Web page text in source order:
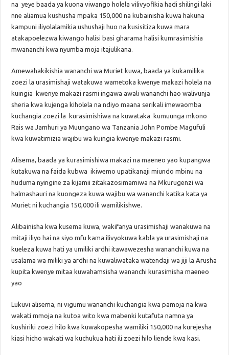
na yeye baada ya kuona viwango holela vilivyofikia hadi shilingi laki
nne aliamua kushusha mpaka 150,000 na kubainisha kuwa hakuna
kampuni iliyolalamikia ushushaji huo na kusisitiza kuwa mara
atakapoelezwa kiwango halisi basi gharama halisi kumrasimishia
mwananchi kwa nyumba moja itajulikana.
Amewahakikishia wananchi wa Muriet kuwa, baada ya kukamilika
zoezi la urasimishaji watakuwa wametoka kwenye makazi holela na
kuingia kwenye makazi rasmi ingawa awali wananchi hao walivunja
sheria kwa kujenga kiholela na ndiyo maana serikali imewaomba
kuchangia zoezi la kurasimishiwa na kuwataka kumuunga mkono
Rais wa Jamhuri ya Muungano wa Tanzania John Pombe Magufuli
kwa kuwatimizia wajibu wa kuingia kwenye makazi rasmi.
Alisema, baada ya kurasimishiwa makazi na maeneo yao kupangwa
kutakuwa na faida kubwa ikiwemo upatikanaji miundo mbinu na
huduma nyingine za kijamii zitakazosimamiwa na Mkurugenzi wa
halmashauri na kuongeza kuwa wajibu wa wananchi katika kata ya
Muriet ni kuchangia 150,000 ili wamilikishwe.
Alibainisha kwa kusema kuwa, wakifanya urasimishaji wanakuwa na
mitaji iliyo hai na siyo mfu kama ilivyokuwa kabla ya urasimishaji na
kueleza kuwa hati ya umiliki ardhi itawawezesha wananchi kuwa na
usalama wa miliki ya ardhi na kuwaliwataka watendaji wa jiji la Arusha
kupita kwenye mitaa kuwahamsisha wananchi kurasimisha maeneo
yao
Lukuvi alisema, ni vigumu wananchi kuchangia kwa pamoja na kwa
wakati mmoja na kutoa wito kwa mabenki kutafuta namna ya
kushiriki zoezi hilo kwa kuwakopesha wamiliki 150,000 na kurejesha
kiasi hicho wakati wa kuchukua hati ili zoezi hilo liende kwa kasi.